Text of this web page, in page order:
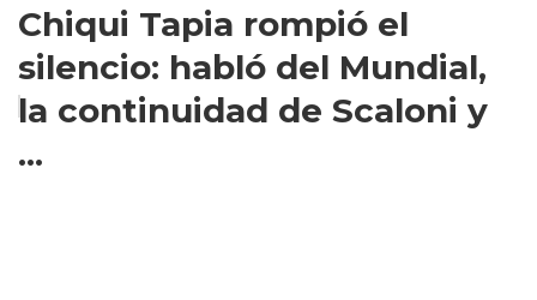
Chiqui Tapia rompió el
silencio: habló del Mundial,
la continuidad de Scaloni y
...